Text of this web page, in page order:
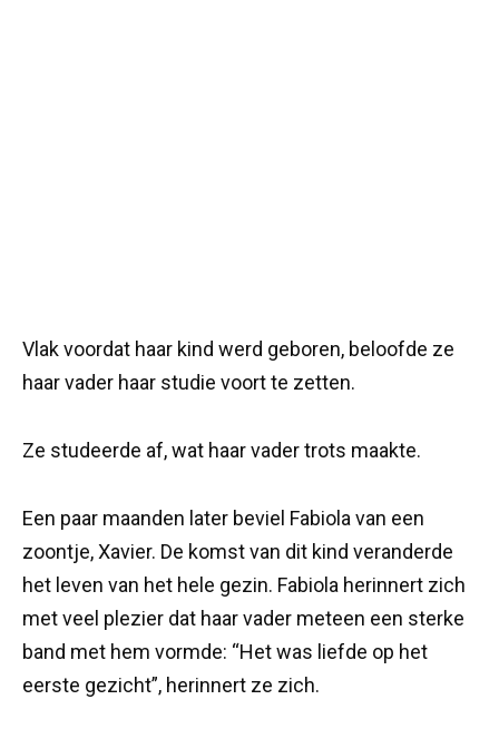
Vlak voordat haar kind werd geboren, beloofde ze
haar vader haar studie voort te zetten.
Ze studeerde af, wat haar vader trots maakte.
Een paar maanden later beviel Fabiola van een
zoontje, Xavier. De komst van dit kind veranderde
het leven van het hele gezin. Fabiola herinnert zich
met veel plezier dat haar vader meteen een sterke
band met hem vormde: “Het was liefde op het
eerste gezicht”, herinnert ze zich.